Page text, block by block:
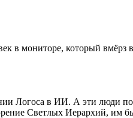
в мониторе, который
Логоса в ИИ. А эти люди
Светлых Иерархий, им